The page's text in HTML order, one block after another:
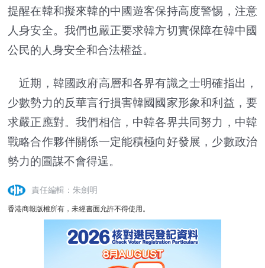
提醒在韓和擬來韓的中國遊客保持高度警惕，注意
人身安全。我們也嚴正要求韓方切實保障在韓中國
公民的人身安全和合法權益。
近期，韓國政府高層和各界有識之士明確指出，
少數勢力的反華言行損害韓國國家形象和利益，要
求嚴正應對。我們相信，中韓各界共同努力，中韓
戰略合作夥伴關係一定能積極向好發展，少數政治
勢力的圖謀不會得逞。
責任編輯：朱劍明
香港商報版權所有，未經書面允許不得使用。